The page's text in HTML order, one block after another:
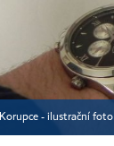
Korupce - ilustrační foto